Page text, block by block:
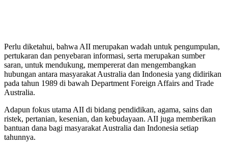
Perlu diketahui, bahwa AII merupakan wadah untuk pengumpulan,
pertukaran dan penyebaran informasi, serta merupakan sumber
saran, untuk mendukung, mempererat dan mengembangkan
hubungan antara masyarakat Australia dan Indonesia yang didirikan
pada tahun 1989 di bawah Department Foreign Affairs and Trade
Australia.
Adapun fokus utama AII di bidang pendidikan, agama, sains dan
ristek, pertanian, kesenian, dan kebudayaan. AII juga memberikan
bantuan dana bagi masyarakat Australia dan Indonesia setiap
tahunnya.